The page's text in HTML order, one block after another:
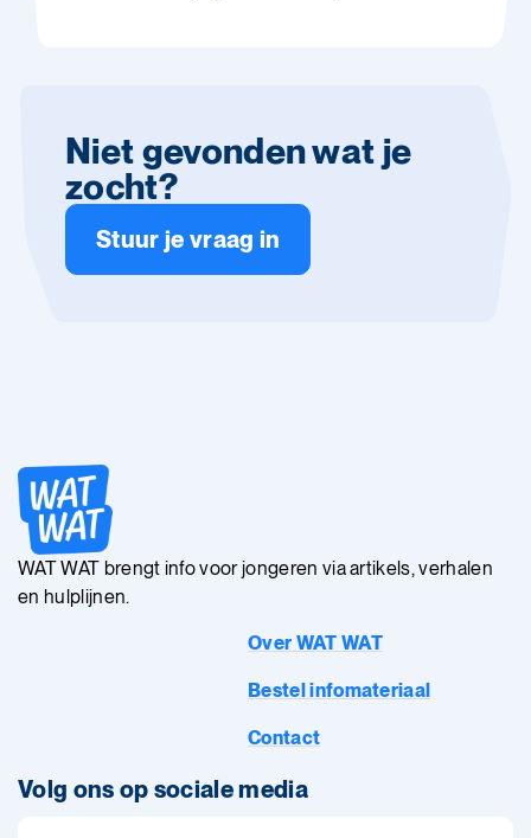
Niet gevonden wat je
zocht?
Stuur je vraag in
WAT WAT brengt info voor jongeren via artikels, verhalen
en hulplijnen.
Over WAT WAT
Bestel infomateriaal
Contact
Volg ons op sociale media